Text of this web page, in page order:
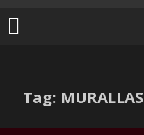
Tag: MURALLAS